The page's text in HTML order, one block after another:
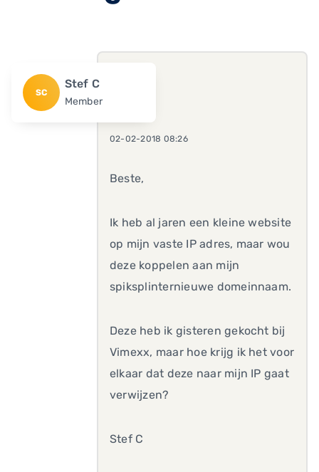
SC
Stef C
Member
02-02-2018 08:26
Beste,
Ik heb al jaren een kleine website
op mijn vaste IP adres, maar wou
deze koppelen aan mijn
spiksplinternieuwe domeinnaam.
Deze heb ik gisteren gekocht bij
Vimexx, maar hoe krijg ik het voor
elkaar dat deze naar mijn IP gaat
verwijzen?
Stef C